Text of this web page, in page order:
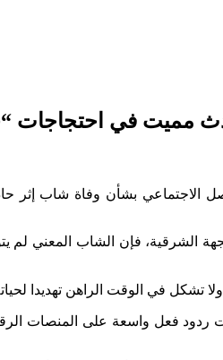
مميت في احتجاجات
الاجتماعي بشأن وفاة شاب
الجهة الشرقية، فإن الشاب
تشكل في الوقت الراهن تهديدا
ردود فعل واسعة على المنصات